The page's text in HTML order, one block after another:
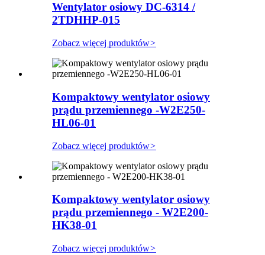
Wentylator osiowy DC-6314 /
2TDHHP-015
Zobacz więcej produktów>
Kompaktowy wentylator osiowy
prądu przemiennego -W2E250-
HL06-01
Zobacz więcej produktów>
Kompaktowy wentylator osiowy
prądu przemiennego - W2E200-
HK38-01
Zobacz więcej produktów>